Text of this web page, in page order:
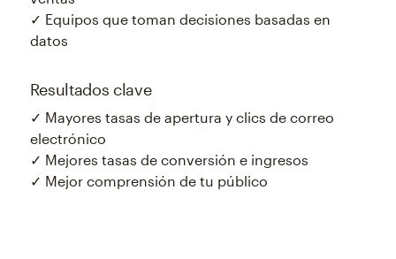
✓ Equipos que toman decisiones basadas en
datos
Resultados clave
✓ Mayores tasas de apertura y clics de correo
electrónico
✓ Mejores tasas de conversión e ingresos
✓ Mejor comprensión de tu público